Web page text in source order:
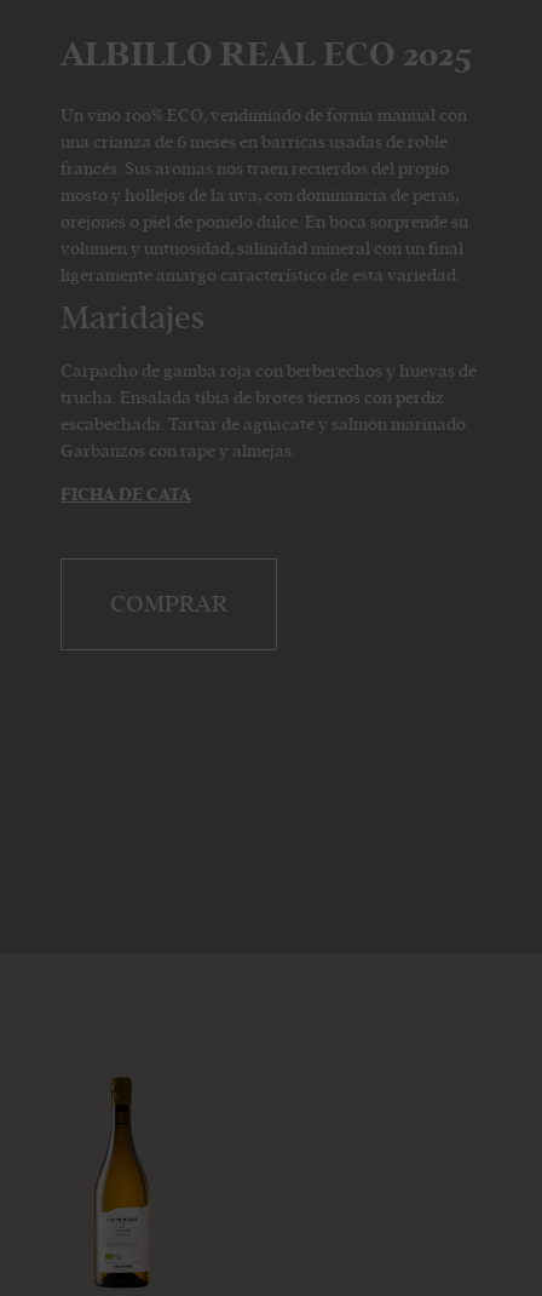
ALBILLO REAL ECO 2025
Un vino 100% ECO, vendimiado de forma manual con
una crianza de 6 meses en barricas usadas de roble
francés. Sus aromas nos traen recuerdos del propio
mosto y hollejos de la uva, con dominancia de peras,
orejones o piel de pomelo dulce. En boca sorprende su
volumen y untuosidad, salinidad mineral con un final
ligeramente amargo característico de esta variedad.
Maridajes
Carpacho de gamba roja con berberechos y huevas de
trucha. Ensalada tibia de brotes tiernos con perdiz
escabechada. Tartar de aguacate y salmón marinado.
Garbanzos con rape y almejas.
FICHA DE CATA
COMPRAR